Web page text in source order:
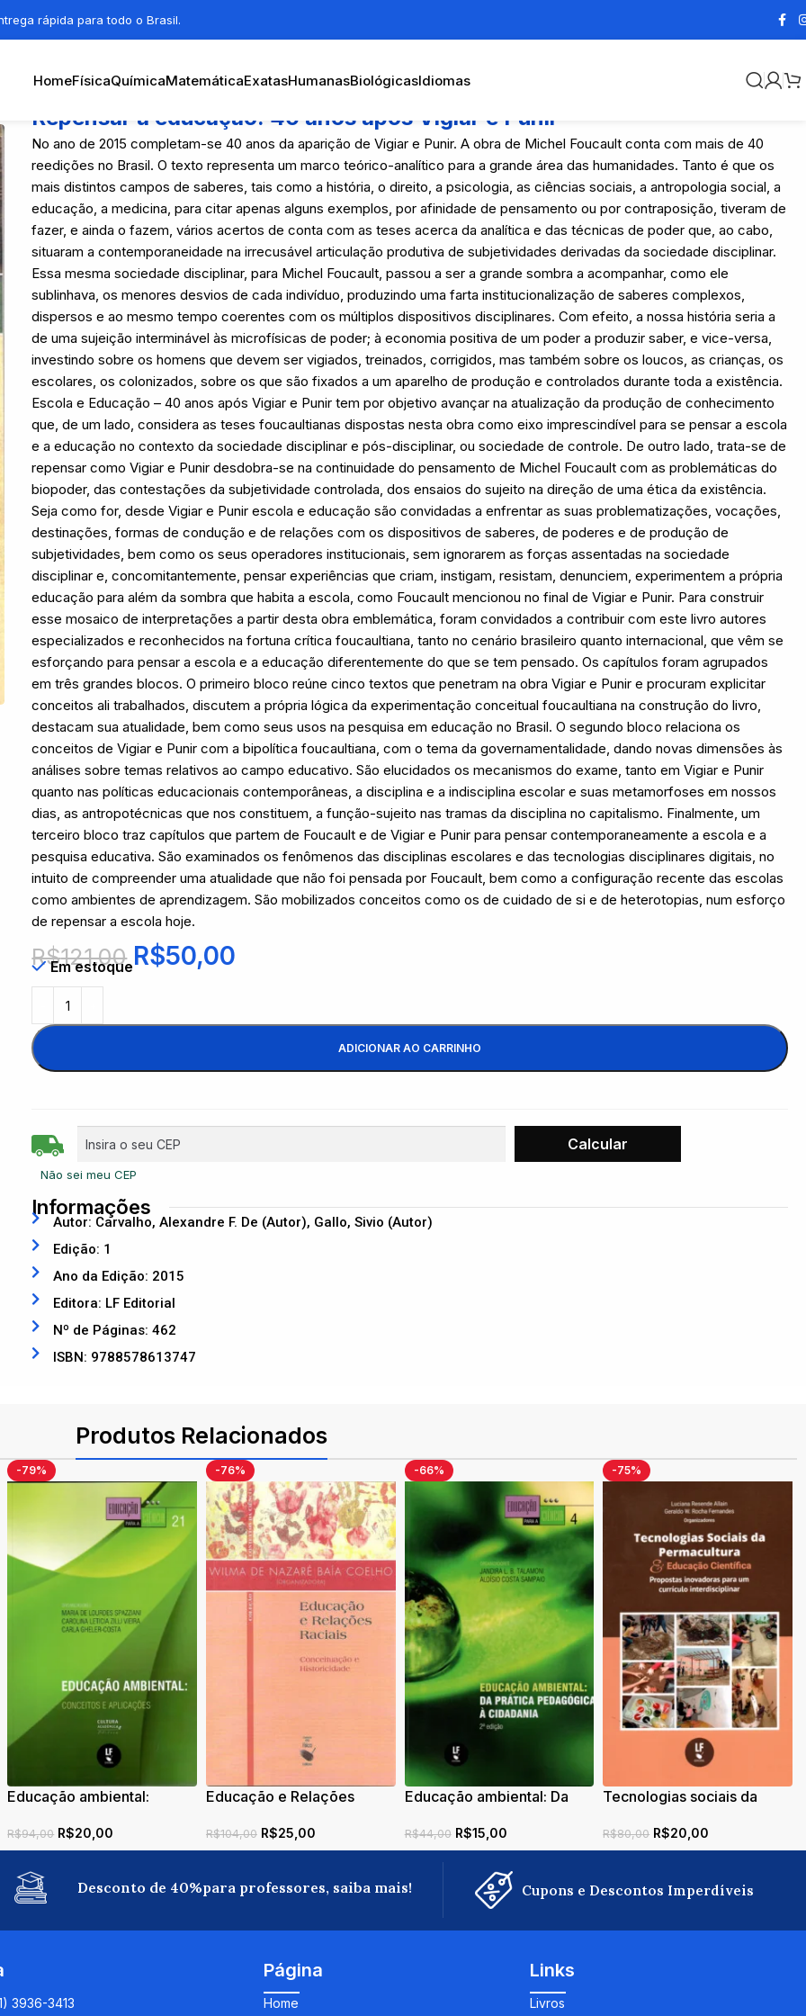
rápida para todo o Brasil.
HomeFísicaQuímicaMatemáticaExatasHumanasBiológicasIdiomas
Repensar a educação: 40 anos após Vigiar e Punir
No ano de 2015 completam-se 40 anos da aparição de Vigiar e Punir. A obra de Michel Foucault conta com mais de 40
reedições no Brasil. O texto representa um marco teórico-analítico para a grande área das humanidades. Tanto é que os
mais distintos campos de saberes, tais como a história, o direito, a psicologia, as ciências sociais, a antropologia social, a
educação, a medicina, para citar apenas alguns exemplos, por afinidade de pensamento ou por contraposição, tiveram de
fazer, e ainda o fazem, vários acertos de conta com as teses acerca da analítica e das técnicas de poder que, ao cabo,
situaram a contemporaneidade na irrecusável articulação produtiva de subjetividades derivadas da sociedade disciplinar.
Essa mesma sociedade disciplinar, para Michel Foucault, passou a ser a grande sombra a acompanhar, como ele
sublinhava, os menores desvios de cada indivíduo, produzindo uma farta institucionalização de saberes complexos,
dispersos e ao mesmo tempo coerentes com os múltiplos dispositivos disciplinares. Com efeito, a nossa história seria a
de uma sujeição interminável às microfísicas de poder; à economia positiva de um poder a produzir saber, e vice-versa,
investindo sobre os homens que devem ser vigiados, treinados, corrigidos, mas também sobre os loucos, as crianças, os
escolares, os colonizados, sobre os que são fixados a um aparelho de produção e controlados durante toda a existência.
Escola e Educação – 40 anos após Vigiar e Punir tem por objetivo avançar na atualização da produção de conhecimento
que, de um lado, considera as teses foucaultianas dispostas nesta obra como eixo imprescindível para se pensar a escola
e a educação no contexto da sociedade disciplinar e pós-disciplinar, ou sociedade de controle. De outro lado, trata-se de
repensar como Vigiar e Punir desdobra-se na continuidade do pensamento de Michel Foucault com as problemáticas do
biopoder, das contestações da subjetividade controlada, dos ensaios do sujeito na direção de uma ética da existência.
Seja como for, desde Vigiar e Punir escola e educação são convidadas a enfrentar as suas problematizações, vocações,
destinações, formas de condução e de relações com os dispositivos de saberes, de poderes e de produção de
subjetividades, bem como os seus operadores institucionais, sem ignorarem as forças assentadas na sociedade
disciplinar e, concomitantemente, pensar experiências que criam, instigam, resistam, denunciem, experimentem a própria
educação para além da sombra que habita a escola, como Foucault mencionou no final de Vigiar e Punir. Para construir
esse mosaico de interpretações a partir desta obra emblemática, foram convidados a contribuir com este livro autores
especializados e reconhecidos na fortuna crítica foucaultiana, tanto no cenário brasileiro quanto internacional, que vêm se
esforçando para pensar a escola e a educação diferentemente do que se tem pensado. Os capítulos foram agrupados
em três grandes blocos. O primeiro bloco reúne cinco textos que penetram na obra Vigiar e Punir e procuram explicitar
conceitos ali trabalhados, discutem a própria lógica da experimentação conceitual foucaultiana na construção do livro,
destacam sua atualidade, bem como seus usos na pesquisa em educação no Brasil. O segundo bloco relaciona os
conceitos de Vigiar e Punir com a bipolítica foucaultiana, com o tema da governamentalidade, dando novas dimensões às
análises sobre temas relativos ao campo educativo. São elucidados os mecanismos do exame, tanto em Vigiar e Punir
quanto nas políticas educacionais contemporâneas, a disciplina e a indisciplina escolar e suas metamorfoses em nossos
dias, as antropotécnicas que nos constituem, a função-sujeito nas tramas da disciplina no capitalismo. Finalmente, um
terceiro bloco traz capítulos que partem de Foucault e de Vigiar e Punir para pensar contemporaneamente a escola e a
pesquisa educativa. São examinados os fenômenos das disciplinas escolares e das tecnologias disciplinares digitais, no
intuito de compreender uma atualidade que não foi pensada por Foucault, bem como a configuração recente das escolas
como ambientes de aprendizagem. São mobilizados conceitos como os de cuidado de si e de heterotopias, num esforço
de repensar a escola hoje.
R$121,00 R$50,00
Em estoque
ADICIONAR AO CARRINHO
Não sei meu CEP
Informações
Autor: Carvalho, Alexandre F. De (Autor), Gallo, Sivio (Autor)
Edição: 1
Ano da Edição: 2015
Editora: LF Editorial
Nº de Páginas: 462
ISBN: 9788578613747
Produtos Relacionados
-76%
Educação e Relações
Historicidade
R$104,00 R$ 25,00
-66%
Educação ambiental: Da
cidadania
R$44,00 R$15,00
-75%
Tecnologias sociais da
científica: propostas
inovadoras para um
currículo interdisciplinar
R$80,00 R$ 20,00
Fundamentos e Aplicações
Aprendizagem de Ciências
e Matemática
Desconto de 40%para professores, saiba mais! Cupons e Descontos Imperdíveis
3936-3413
Página
Home
Links
Livros